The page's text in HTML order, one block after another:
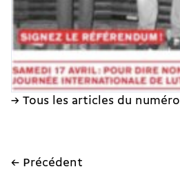
→ Tous les articles du numéro
← Précédent